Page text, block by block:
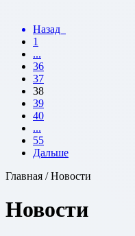
Назад
1
...
36
37
38
39
40
...
55
Дальше
Главная / Новости
Новости